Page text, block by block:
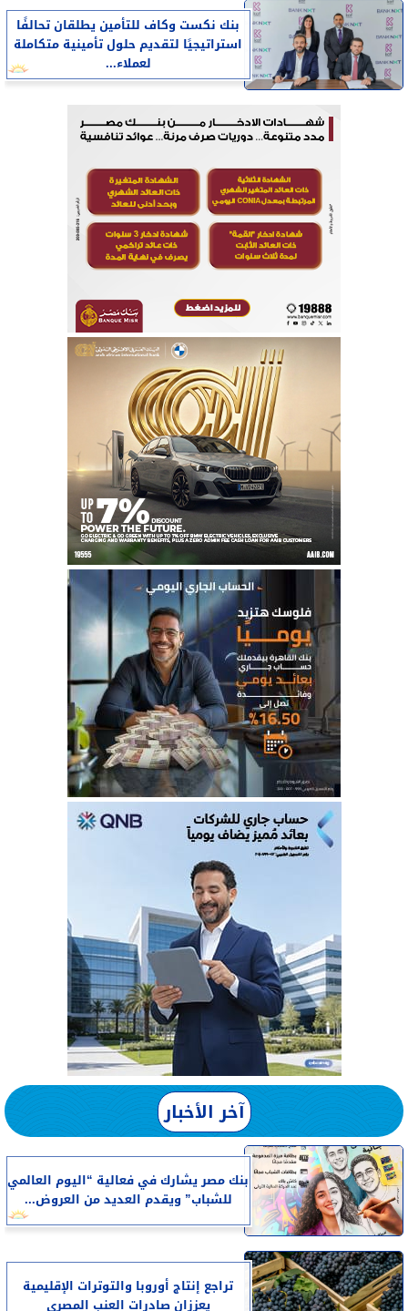
بنك نكست وكاف للتأمين يطلقان تحالفًا
استراتيجيًا لتقديم حلول تأمينية متكاملة
لعملاء...
آخر الأخبار
بنك مصر يشارك في فعالية “اليوم العالمي
للشباب” ويقدم العديد من العروض...
تراجع إنتاج أوروبا والتوترات الإقليمية
يعززان صادرات العنب المصرى